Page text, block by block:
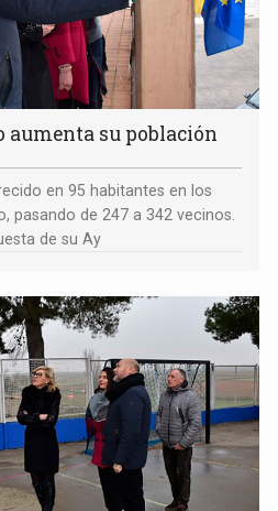
aumenta su población
en 95 habitantes en los
pasando de 247 a 342 vecinos.
de su Ay